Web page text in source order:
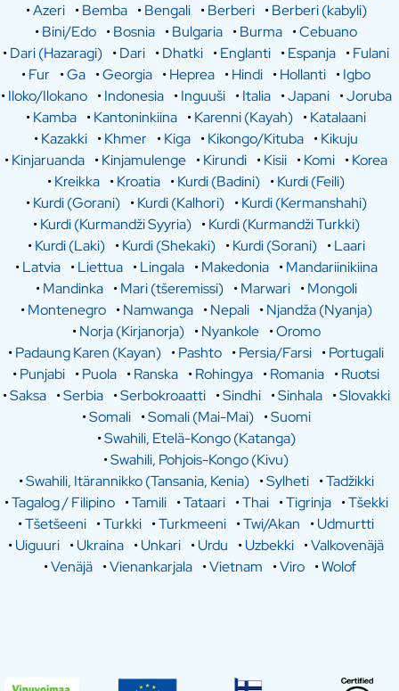
•Azeri •Bemba •Bengali •Berberi •Berberi (kabyli)
•Bini/Edo •Bosnia •Bulgaria •Burma •Cebuano
•Dari (Hazaragi) •Dari •Dhatki •Englanti •Espanja •Fulani
•Fur •Ga •Georgia •Heprea •Hindi •Hollanti •Igbo
•Iloko/Ilokano •Indonesia •Inguuši •Italia •Japani •Joruba
•Kamba •Kantoninkiina •Karenni (Kayah) •Katalaani
•Kazakki •Khmer •Kiga •Kikongo/Kituba •Kikuju
•Kinjaruanda •Kinjamulenge •Kirundi •Kisii •Komi •Korea
•Kreikka •Kroatia •Kurdi (Badini) •Kurdi (Feili)
•Kurdi (Gorani) •Kurdi (Kalhori) •Kurdi (Kermanshahi)
•Kurdi (Kurmandži Syyria) •Kurdi (Kurmandži Turkki)
•Kurdi (Laki) •Kurdi (Shekaki) •Kurdi (Sorani) •Laari
•Latvia •Liettua •Lingala •Makedonia •Mandariinikiina
•Mandinka •Mari (tšeremissi) •Marwari •Mongoli
•Montenegro •Namwanga •Nepali •Njandža (Nyanja)
•Norja (Kirjanorja) •Nyankole •Oromo
•Padaung Karen (Kayan) •Pashto •Persia/Farsi •Portugali
•Punjabi •Puola •Ranska •Rohingya •Romania •Ruotsi
•Saksa •Serbia •Serbokroaatti •Sindhi •Sinhala •Slovakki
•Somali •Somali (Mai-Mai) •Suomi
•Swahili, Etelä-Kongo (Katanga)
•Swahili, Pohjois-Kongo (Kivu)
•Swahili, Itärannikko (Tansania, Kenia) •Sylheti •Tadžikki
•Tagalog / Filipino •Tamili •Tataari •Thai •Tigrinja •Tšekki
•Tšetšeeni •Turkki •Turkmeeni •Twi/Akan •Udmurtti
•Uiguuri •Ukraina •Unkari •Urdu •Uzbekki •Valkovenäjä
•Venäjä •Vienankarjala •Vietnam •Viro •Wolof